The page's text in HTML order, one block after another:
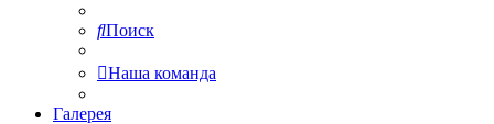
Поиск
Наша команда
Галерея